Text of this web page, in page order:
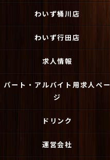
わいず桶川店
わいず行田店
求人情報
パート・アルバイト用求人ペー
ジ
ドリンク
運営会社